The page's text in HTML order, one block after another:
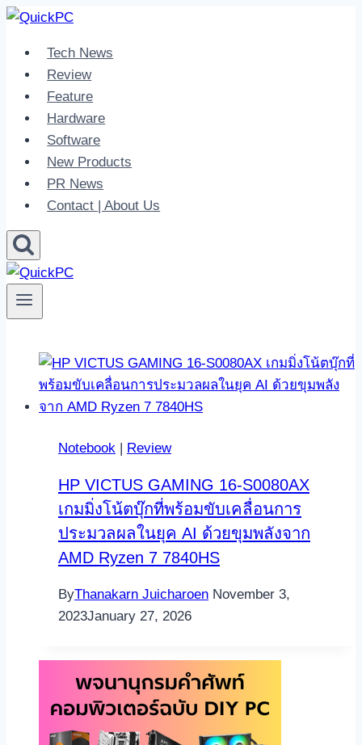
Skip
contentTech News
Review
Feature
Hardware
Software
New Products
PR News
Contact | About Us
Notebook | Review
HP VICTUS GAMING 16-S0080AX
เกมมิ่งโน้ตบุ๊กที่พร้อมขับเคลื่อนการ
ประมวลผลในยุค AI ด้วยขุมพลังจาก
AMD Ryzen 7 7840HS
ByThanakarn Juicharoen November 3,
2023January 27, 2026